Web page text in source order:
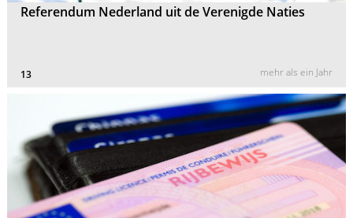
Referendum Nederland uit de Verenigde Naties
13 mehr als ein Jahr